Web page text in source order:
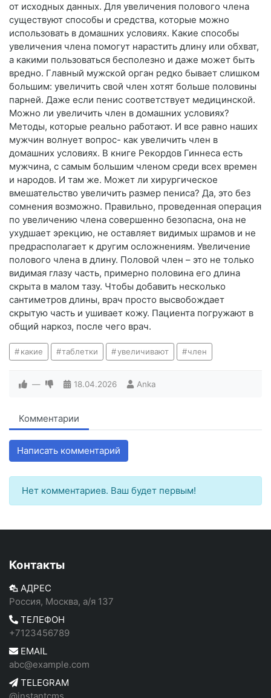
от исходных данных. Для увеличения полового члена
существуют способы и средства, которые можно
использовать в домашних условиях. Какие способы
увеличения члена помогут нарастить длину или обхват,
а какими пользоваться бесполезно и даже может быть
вредно. Главный мужской орган редко бывает слишком
большим: увеличить свой член хотят больше половины
парней. Даже если пенис соответствует медицинской.
Можно ли увеличить член в домашних условиях?
Методы, которые реально работают. И все равно наших
мужчин волнует вопрос- как увеличить член в
домашних условиях. В книге Рекордов Гиннеса есть
мужчина, с самым большим членом среди всех времен
и народов. И там же. Может ли хирургическое
вмешательство увеличить размер пениса? Да, это без
сомнения возможно. Правильно, проведенная операция
по увеличению члена совершенно безопасна, она не
ухудшает эрекцию, не оставляет видимых шрамов и не
предрасполагает к другим осложнениям. Увеличение
полового члена в длину. Половой член – это не только
видимая глазу часть, примерно половина его длина
скрыта в малом тазу. Чтобы добавить несколько
сантиметров длины, врач просто высвобождает
скрытую часть и ушивает кожу. Пациента погружают в
общий наркоз, после чего врач.
какие таблетки увеличивают член
— 18.04.2026 Anka
Комментарии
Написать комментарий
Нет комментариев. Ваш будет первым!
Контакты
АДРЕС
Россия, Москва, а/я 137
ТЕЛЕФОН
+7123456789
EMAIL
abc@example.com
TELEGRAM